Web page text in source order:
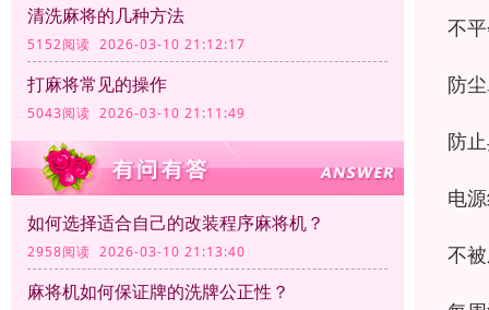
清洗麻将的几种方法
5152阅读 2026-03-10 21:12:17
打麻将常见的操作
5043阅读 2026-03-10 21:11:49
如何选择适合自己的改装程序麻将机？
2958阅读 2026-03-10 21:13:40
麻将机如何保证牌的洗牌公正性？
不
防
防
电
不